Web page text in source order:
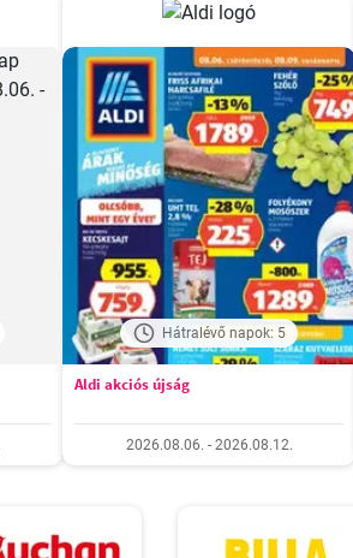
Hátralévő napok: 5
Aldi akciós újság
2026.08.06. - 2026.08.12.